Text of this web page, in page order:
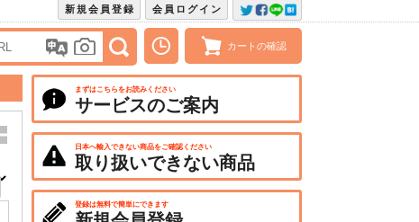
会員ログイン
新規会員登録
カートの確認
まずはこちらをお読みください
サービスのご案内
日本へ輸入できない商品をご確認ください
取り扱いできない商品
登録は無料で簡単にできます